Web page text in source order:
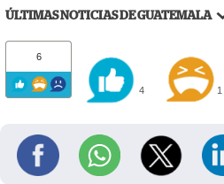
ÚLTIMAS NOTICIAS DE GUATEMALA
6
4 1